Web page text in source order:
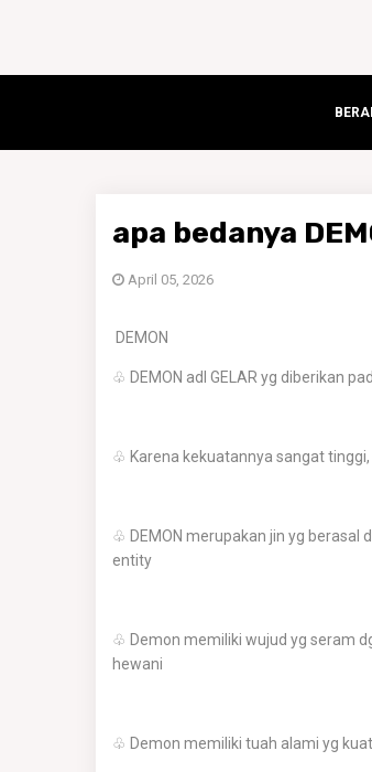
apa bedanya
April 05, 2026
DEMON
♧ DEMON adl GELAR yg diberikan
♧ Karena kekuatannya sangat
♧ DEMON merupakan jin yg berasal
entity
♧ Demon memiliki wujud yg seram
hewani
♧ Demon memiliki tuah alami yg